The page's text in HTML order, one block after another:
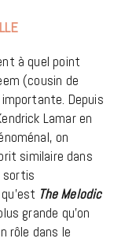
à quel point
(cousin de
Depuis
Lamar en
on
similaire dans
sortis
The Melodic
grande qu’on
rôle dans le